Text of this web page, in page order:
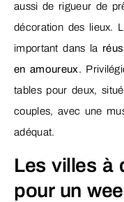
aussi de rigueur de
décoration des lieux.
important dans la
en amoureux.
tables pour deux,
couples, avec une
adéquat.
Les villes à
pour un